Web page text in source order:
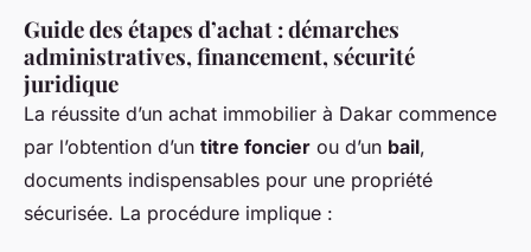
Guide des étapes d’achat : démarches
administratives, financement, sécurité
juridique
La réussite d’un achat immobilier à Dakar commence
par l’obtention d’un titre foncier ou d’un bail,
documents indispensables pour une propriété
sécurisée. La procédure implique :